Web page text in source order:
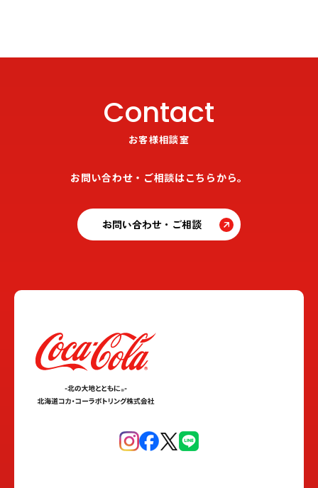
Contact
お客様相談室
お問い合わせ・ご相談はこちらから。
お問い合わせ・ご相談